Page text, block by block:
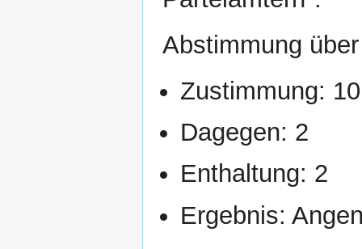
Abstimmung
Zustimmung: 10
Dagegen: 2
Enthaltung: 2
Ergebnis: